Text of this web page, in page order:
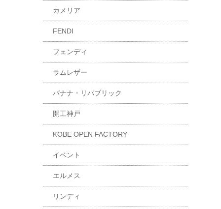
カメリア
FENDI
フェンディ
ラムレザー
バナナ・リパブリック
開工神戸
KOBE OPEN FACTORY
イベント
エルメス
リンディ